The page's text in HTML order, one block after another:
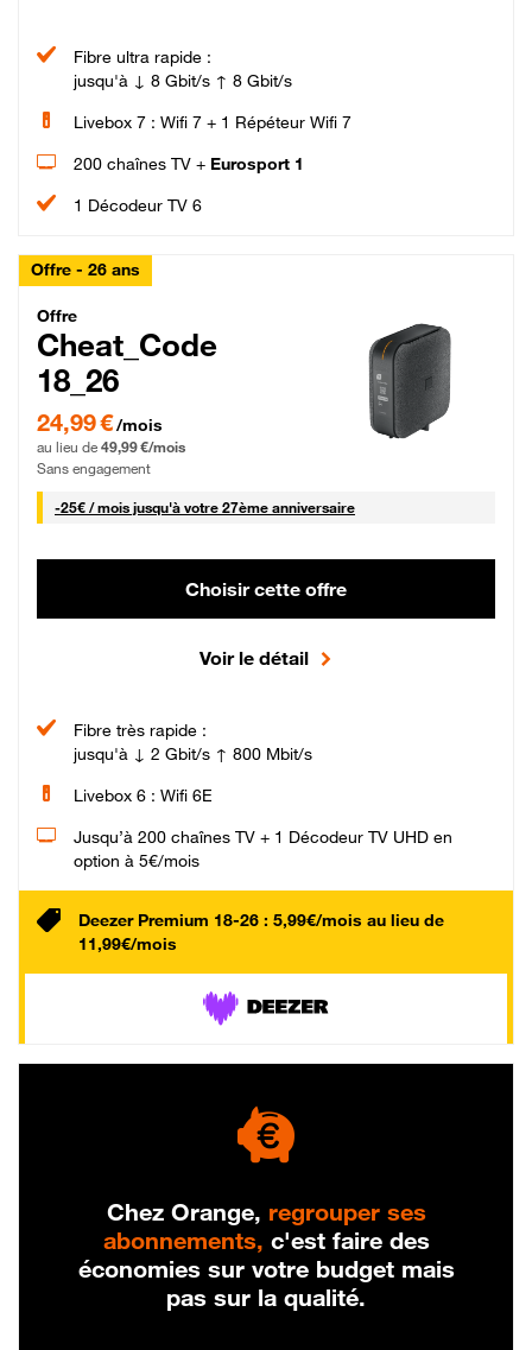
Fibre ultra rapide :
jusqu'à ↓ 8 Gbit/s ↑ 8 Gbit/s
Livebox 7 : Wifi 7 + 1 Répéteur Wifi 7
200 chaînes TV + Eurosport 1
1 Décodeur TV 6
Offre - 26 ans
Cheat_Code Fibre_18_26
Offre
Cheat_Code
18_26
24,99 € par mois pendant 0 mois puis 49,99 € par mois, Sans engagement
24,99 €/mois
au lieu de 49,99 €/mois
Sans engagement
-25€ / mois25 € par mois
jusqu'à votre 27ème anniversaire
Choisir cette offre
Voir le détail
Fibre très rapide :
jusqu'à ↓ 2 Gbit/s ↑ 800 Mbit/s
Livebox 6 : Wifi 6E
Jusqu’à 200 chaînes TV + 1 Décodeur TV UHD en
option à 5€/mois
Deezer Premium 18-26 : 5,99€/mois au lieu de
11,99€/mois
Chez Orange, regrouper ses
abonnements, c'est faire des
économies sur votre budget mais
pas sur la qualité.